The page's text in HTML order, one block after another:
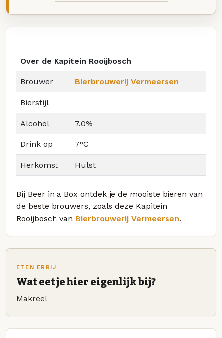
Over de Kapitein Rooijbosch
Brouwer Bierbrouwerij Vermeersen
Bierstijl
Alcohol 7.0%
Drink op 7°C
Herkomst Hulst
Bij Beer in a Box ontdek je de mooiste bieren van
de beste brouwers, zoals deze Kapitein
Rooijbosch van Bierbrouwerij Vermeersen.
ETEN ERBIJ
Wat eet je hier eigenlijk bij?
Makreel